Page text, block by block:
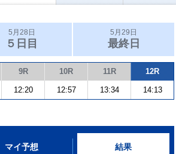
5月28日
５日目
5月29日
最終日
9R 10R 11R 12R
12:20 12:57 13:34 14:13
マイ予想 結果